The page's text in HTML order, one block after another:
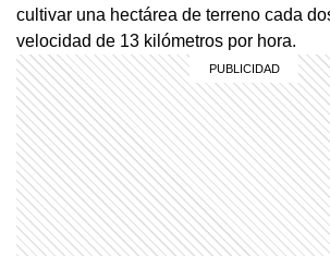
cultivar una hectárea de terreno cada
velocidad de 13 kilómetros por hora.